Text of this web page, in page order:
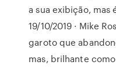
a sua exibição,
19/10/2019 · Mike
garoto que
mas, brilhante